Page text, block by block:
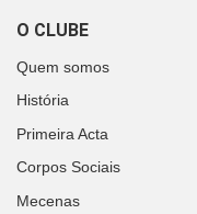
O CLUBE
Quem somos
História
Primeira Acta
Corpos Sociais
Mecenas